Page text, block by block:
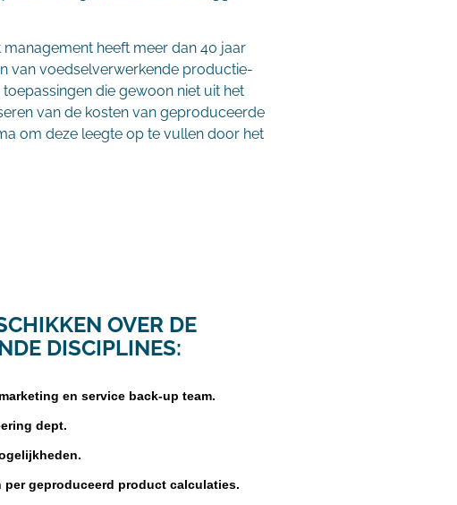
heeft meer dan 40 jaar
van voedselverwerkende productie-
die gewoon niet uit het
van de kosten van geproduceerde
om deze leegte op te vullen door het
OVER DE
DISCIPLINES:
en service back-up team.
dept.
per geproduceerd product calculaties.